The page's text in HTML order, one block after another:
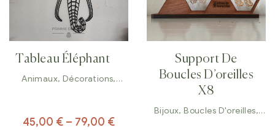
Tableau Éléphant
Animaux, Décorations,
45,00 € – 79,00 €
Support De
Boucles D’oreilles
X8
Bijoux,Boucles D'oreilles,